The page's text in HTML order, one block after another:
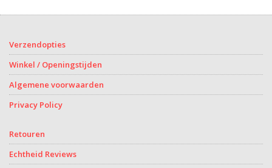
Verzendopties
Winkel / Openingstijden
Algemene voorwaarden
Privacy Policy
Retouren
Echtheid Reviews